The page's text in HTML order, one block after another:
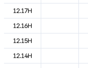
12.17H
12.16H
12.15H
12.14H